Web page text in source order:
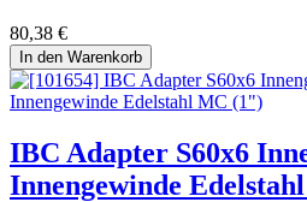
80,38 €
In den Warenkorb
IBC Adapter S60x6
Innengewinde